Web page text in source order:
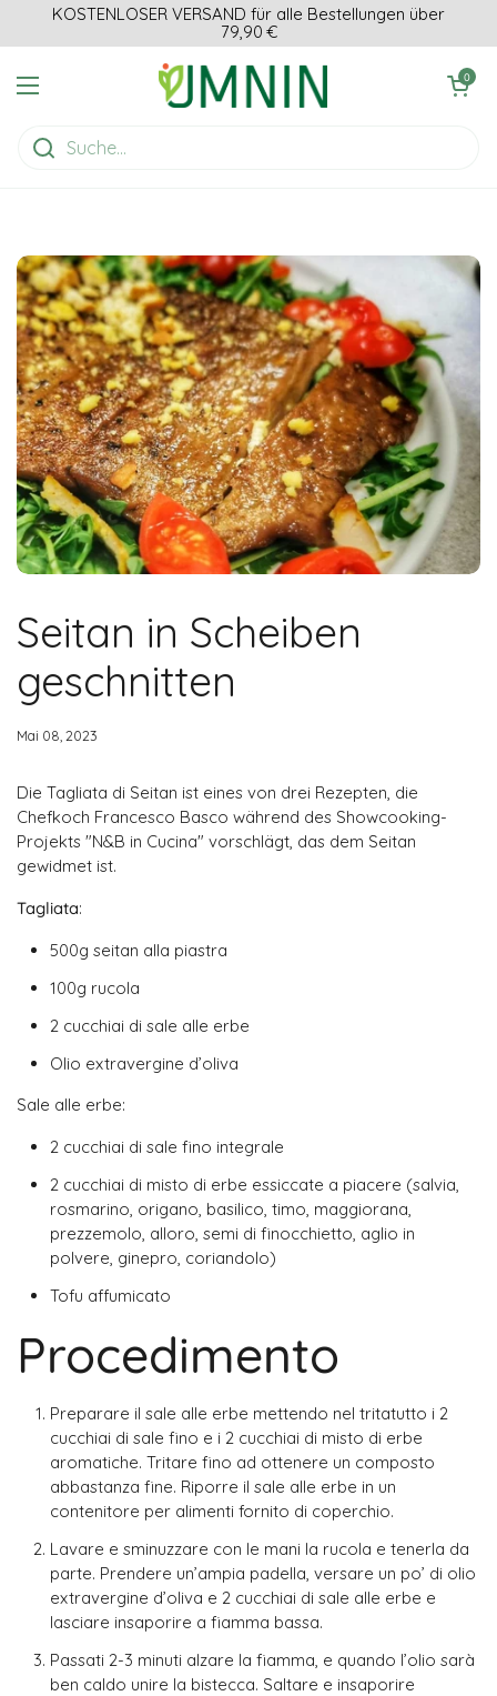
Zum Inhalt springen
KOSTENLOSER VERSAND für alle Bestellungen über
79,90 €
Menü öffnen
Einkaufswagen
0
Seitan in Scheiben
geschnitten
Mai 08, 2023
Die Tagliata di Seitan ist eines von drei Rezepten, die
Chefkoch Francesco Basco während des Showcooking-
Projekts "N&B in Cucina" vorschlägt, das dem Seitan
gewidmet ist.
Tagliata:
500g seitan alla piastra
100g rucola
2 cucchiai di sale alle erbe
Olio extravergine d’oliva
Sale alle erbe:
2 cucchiai di sale fino integrale
2 cucchiai di misto di erbe essiccate a piacere (salvia,
rosmarino, origano, basilico, timo, maggiorana,
prezzemolo, alloro, semi di finocchietto, aglio in
polvere, ginepro, coriandolo)
Tofu affumicato
Procedimento
Preparare il sale alle erbe mettendo nel tritatutto i 2
cucchiai di sale fino e i 2 cucchiai di misto di erbe
aromatiche. Tritare fino ad ottenere un composto
abbastanza fine. Riporre il sale alle erbe in un
contenitore per alimenti fornito di coperchio.
Lavare e sminuzzare con le mani la rucola e tenerla da
parte. Prendere un’ampia padella, versare un po’ di olio
extravergine d’oliva e 2 cucchiai di sale alle erbe e
lasciare insaporire a fiamma bassa.
Passati 2-3 minuti alzare la fiamma, e quando l’olio sarà
ben caldo unire la bistecca. Saltare e insaporire